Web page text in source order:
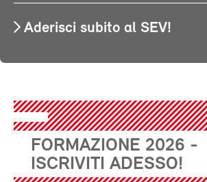
Aderisci subito al SEV!
FORMAZIONE 2026 -
ISCRIVITI ADESSO!